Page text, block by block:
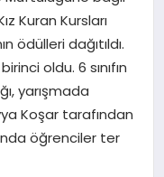
Kuran Kursları
ödülleri dağıtıldı.
oldu. 6 sınıfın
yarışmada
Koşar tarafından
öğrenciler ter